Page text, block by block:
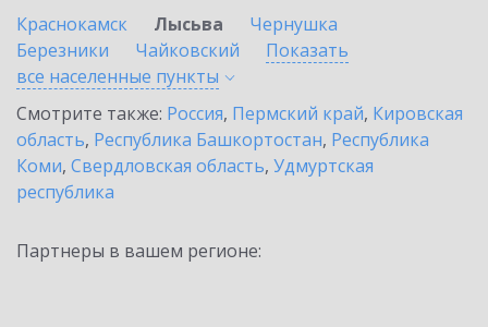
Краснокамск
Лысьва
Чернушка
Березники
Чайковский
Показать
все населенные пункты
Смотрите также: Россия, Пермский край, Кировская
область, Республика Башкортостан, Республика
Коми, Свердловская область, Удмуртская
республика
Партнеры в вашем регионе: